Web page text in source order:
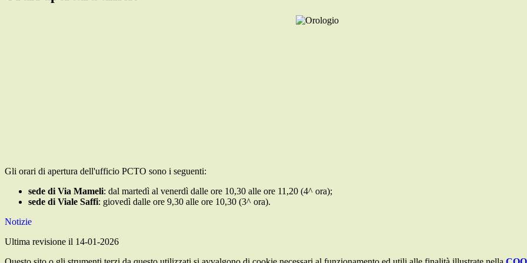
Gli orari di apertura dell'ufficio PCTO sono i seguenti:
sede di Via Mameli: dal martedì al venerdì dalle ore 10,30 alle ore 11,20 (4^ ora);
sede di Viale Saffi: giovedì dalle ore 9,30 alle ore 10,30 (3^ ora).
Notizie
Ultima revisione il 14-01-2026